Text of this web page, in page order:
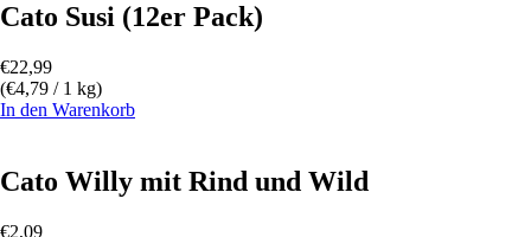
Cato Susi (12er Pack)
€22,99
(€4,79 / 1 kg)
In den Warenkorb
Cato Willy mit Rind und Wild
€2,09